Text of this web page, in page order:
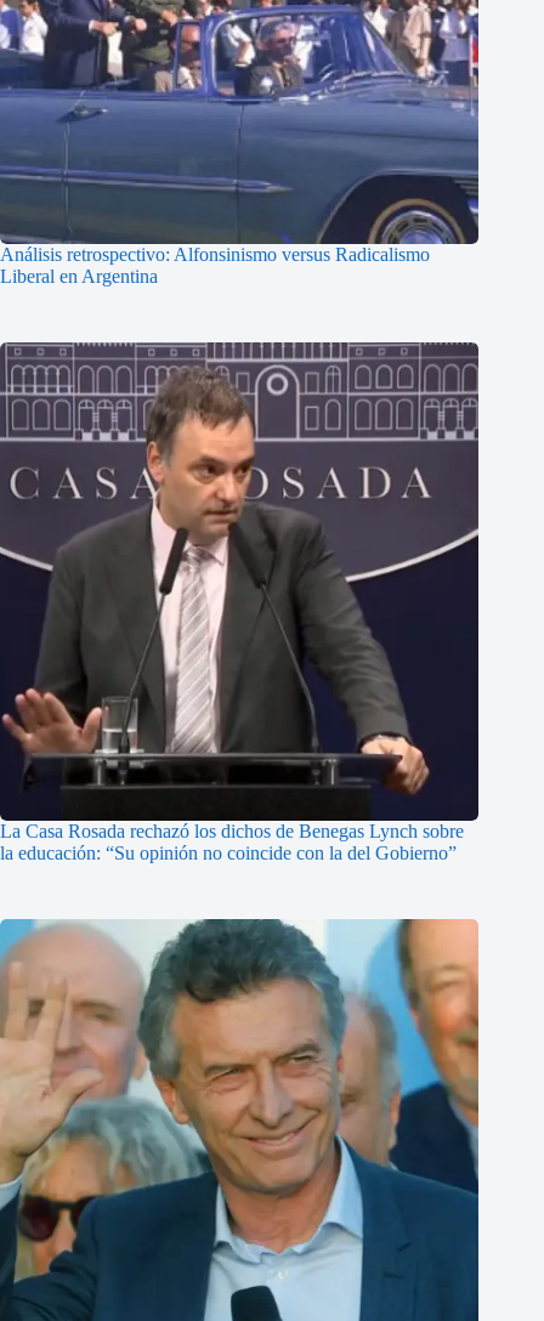
Análisis retrospectivo: Alfonsinismo versus Radicalismo
Liberal en Argentina
La Casa Rosada rechazó los dichos de Benegas Lynch sobre
la educación: “Su opinión no coincide con la del Gobierno”